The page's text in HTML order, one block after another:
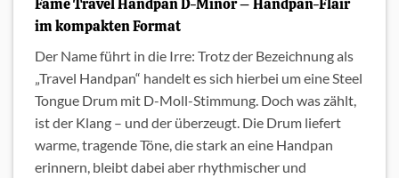
Fame Travel Handpan D-Minor – Handpan-Flair
im kompakten Format
Der Name führt in die Irre: Trotz der Bezeichnung als
„Travel Handpan“ handelt es sich hierbei um eine Steel
Tongue Drum mit D-Moll-Stimmung. Doch was zählt,
ist der Klang – und der überzeugt. Die Drum liefert
warme, tragende Töne, die stark an eine Handpan
erinnern, bleibt dabei aber rhythmischer und